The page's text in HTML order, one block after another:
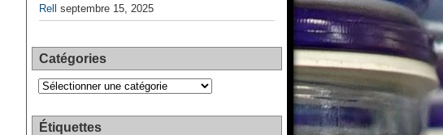
Rell
septembre 15, 2025
Catégories
Catégories
Étiquettes